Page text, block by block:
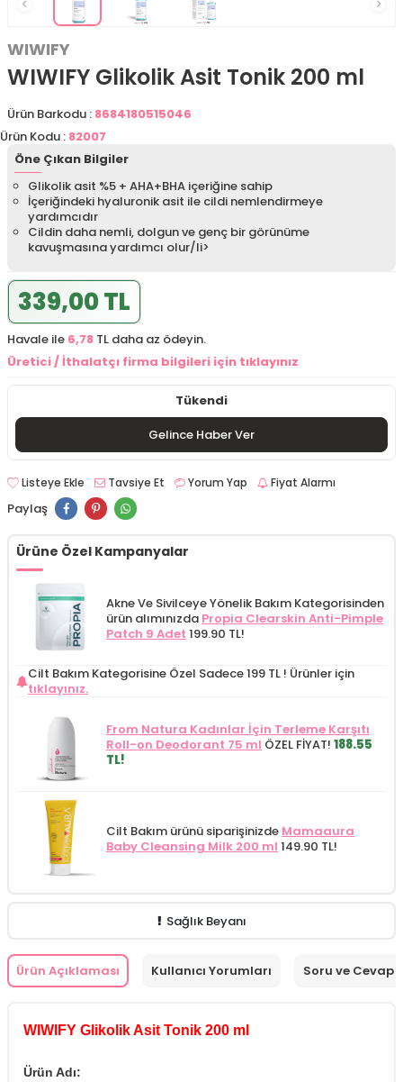
WIWIFY
WIWIFY Glikolik Asit Tonik 200 ml
Ürün Barkodu : 8684180515046
Ürün Kodu : 82007
Öne Çıkan Bilgiler
Glikolik asit %5 + AHA+BHA içeriğine sahip
İçeriğindeki hyaluronik asit ile cildi nemlendirmeye
yardımcıdır
Cildin daha nemli, dolgun ve genç bir görünüme
kavuşmasına yardımcı olur/li>
339,00 TL
Havale ile 6,78 TL daha az ödeyin.
Üretici / İthalatçı firma bilgileri için tıklayınız
Tükendi
Gelince Haber Ver
Listeye Ekle Tavsiye Et Yorum Yap Fiyat Alarmı
Paylaş
Ürüne Özel Kampanyalar
Akne Ve Sivilceye Yönelik Bakım Kategorisinden
ürün alımınızda Propia Clearskin Anti-Pimple
Patch 9 Adet 199.90 TL!
Cilt Bakım Kategorisine Özel Sadece 199 TL ! Ürünler için
tıklayınız.
From Natura Kadınlar İçin Terleme Karşıtı
Roll-on Deodorant 75 ml ÖZEL FİYAT! 188.55
TL!
Cilt Bakım ürünü siparişinizde Mamaaura
Baby Cleansing Milk 200 ml 149.90 TL!
Sağlık Beyanı
Ürün Açıklaması Kullanıcı Yorumları Soru ve Cevap
WIWIFY Glikolik Asit Tonik 200 ml
Ürün Adı: